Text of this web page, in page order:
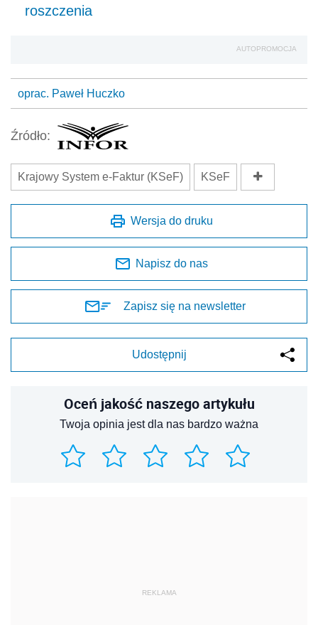
roszczenia
AUTOPROMOCJA
oprac. Paweł Huczko
Źródło:
Krajowy System e-Faktur (KSeF) KSeF
Wersja do druku
Napisz do nas
Zapisz się na newsletter
Udostępnij
Oceń jakość naszego artykułu
Twoja opinia jest dla nas bardzo ważna
REKLAMA